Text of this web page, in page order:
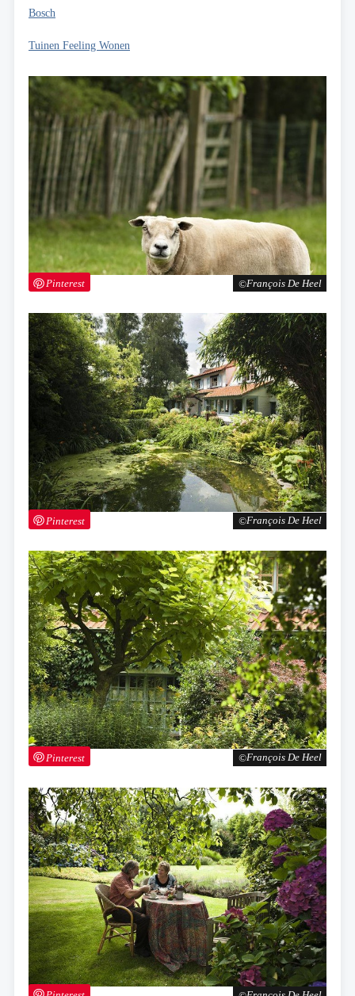
François De Heel
Pinterest
François De Heel
Pinterest
François De Heel
Pinterest
Bosch
Tuinen Feeling Wonen